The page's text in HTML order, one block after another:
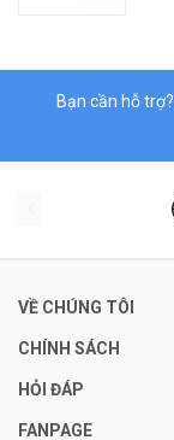
Bạn cần hỗ
VỀ CHÚNG TÔI
CHÍNH SÁCH
HỎI ĐÁP
FANPAGE